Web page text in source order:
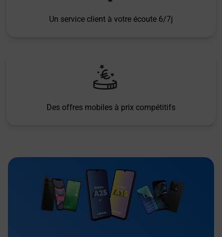
Un service client à votre écoute 6/7j
Des offres mobiles à prix compétitifs